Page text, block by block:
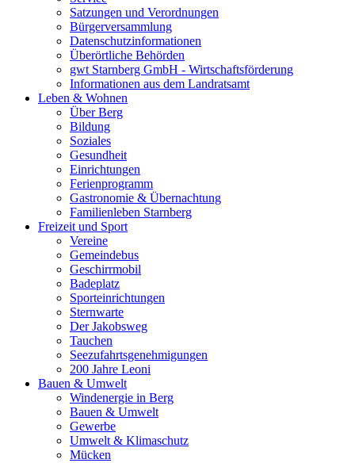
Satzungen und Verordnungen
Bürgerversammlung
Datenschutzinformationen
Überörtliche Behörden
gwt Starnberg GmbH - Wirtschaftsförderung
Informationen aus dem Landratsamt
Leben & Wohnen
Über Berg
Bildung
Soziales
Gesundheit
Einrichtungen
Ferienprogramm
Gastronomie & Übernachtung
Familienleben Starnberg
Freizeit und Sport
Vereine
Gemeindebus
Geschirrmobil
Badeplatz
Sporteinrichtungen
Sternwarte
Der Jakobsweg
Tauchen
Seezufahrtsgenehmigungen
200 Jahre Leoni
Bauen & Umwelt
Windenergie in Berg
Bauen & Umwelt
Gewerbe
Umwelt & Klimaschutz
Mücken